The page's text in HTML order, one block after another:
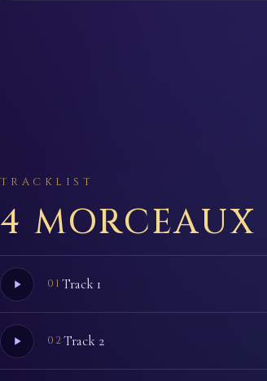
TRACKLIST
4 MORCEAUX
01 Track 1
02Track 2